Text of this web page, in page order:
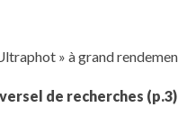
» à grand
de recherches (p.3)